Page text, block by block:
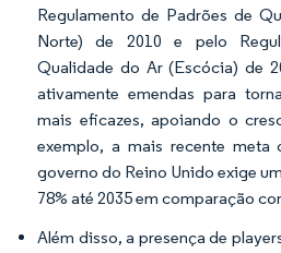
Regulamento de Padrões de
Norte) de 2010 e pelo
Qualidade do Ar (Escócia) de
ativamente emendas para
mais eficazes, apoiando o
exemplo, a mais recente meta
governo do Reino Unido exige
78% até 2035 em comparação
Além disso, a presença de